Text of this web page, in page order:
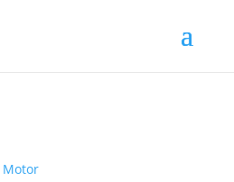
paling bagus